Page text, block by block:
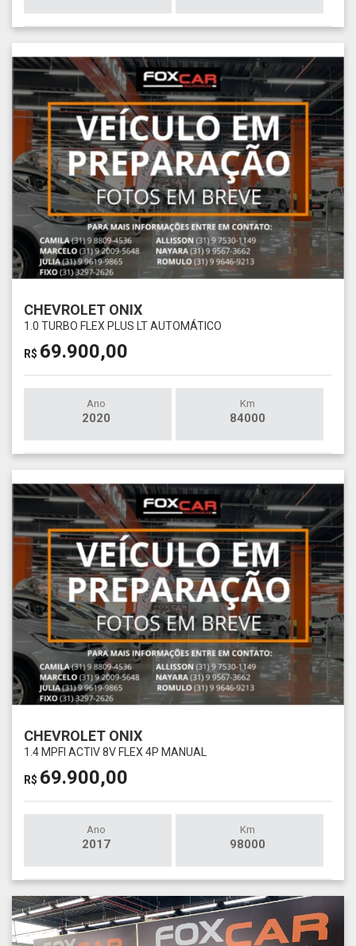
CHEVROLET ONIX
1.0 TURBO FLEX PLUS LT AUTOMÁTICO
R$ 69.900,00
Ano
2020
Km
84000
CHEVROLET ONIX
1.4 MPFI ACTIV 8V FLEX 4P MANUAL
R$ 69.900,00
Ano
2017
Km
98000